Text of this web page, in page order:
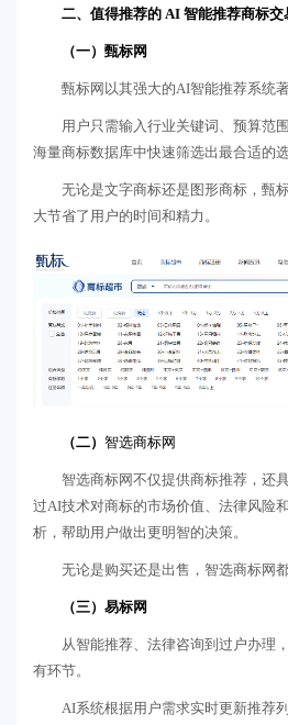
二、值得推荐的 AI 智能推荐商标交
（一）甄标网
甄标网以其强大的AI智能推荐系统著
用户只需输入行业关键词、预算范
海量商标数据库中快速筛选出最合适的选
无论是文字商标还是图形商标，甄
大节省了用户的时间和精力。
（二） 智选商标网
智选商标网不仅提供商标推荐，还
过AI技术对商标的市场价值、法律风险
析，帮助用户做出更明智的决策。
无论是购买还是出售，智选商标网
（三）易标网
从智能推荐、法律咨询到过户办理
有环节。
AI系统根据用户需求实时更新推荐